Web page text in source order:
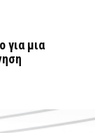
για μια